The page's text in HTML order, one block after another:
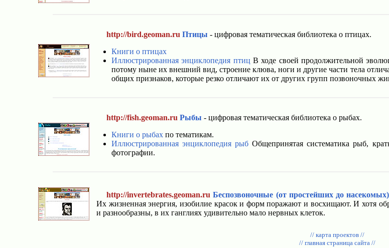
http://bird.geoman.ru Птицы - цифровая тематическая библиотека о птицах.
Книги о птицах
Иллюстрированная энциклопедия птиц В ходе своей продолжительной
потому ныне их внешний вид, строение клюва, ноги и другие части тела
общих признаков, которые резко отличают их от других групп позвоночных
http://fish.geoman.ru Рыбы - цифровая тематическая библиотека о рыбах.
Книги о рыбах по тематикам.
Иллюстрированная энциклопедия рыб Общепринятая систематика рыб,
фотографии.
http://invertebrates.geoman.ru Беспозвоночные (от простейших до насекомых)
Их жизненная энергия, изобилие красок и форм поражают и восхищают. И хотя
и разнообразны, в их ганглиях удивительно мало нервных клеток.
// карта проектов //
// главная страница сайта //